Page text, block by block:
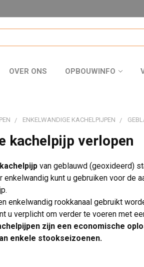
OVER ONS OPBOUWINFO
ENKELWANDIGE KACHELPIJPEN
kachelpijp verlopen
kachelpijp van geblauwd (geoxideerd)
enkelwandig kunt u gebruiken voor de
enkelwandig rookkanaal gebruikt
u verplicht om verder te voeren met
zijn een economische
enkele stookseizoenen.